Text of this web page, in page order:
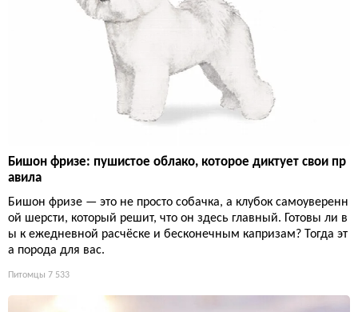
Бишон фризе: пушистое облако, которое диктует свои пр
авила
Бишон фризе — это не просто собачка, а клубок самоуверенн
ой шерсти, который решит, что он здесь главный. Готовы ли в
ы к ежедневной расчёске и бесконечным капризам? Тогда эт
а порода для вас.
Питомцы 7 533